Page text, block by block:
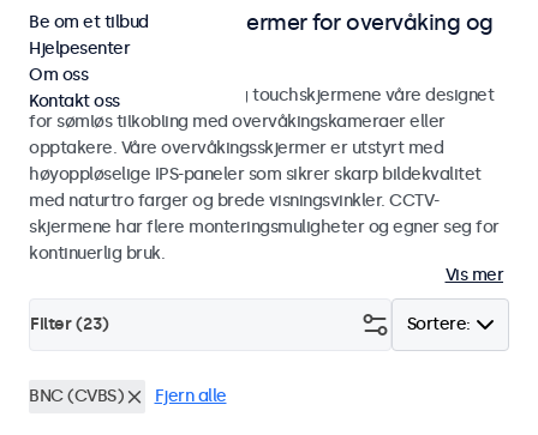
Skjermer og touchskjermer for overvåking og
CCTV
Utforsk CCTV-skjermene og touchskjermene våre designet
for sømløs tilkobling med overvåkingskameraer eller
opptakere. Våre overvåkingsskjermer er utstyrt med
høyoppløselige IPS-paneler som sikrer skarp bildekvalitet
med naturtro farger og brede visningsvinkler. CCTV-
skjermene har flere monteringsmuligheter og egner seg for
kontinuerlig bruk.
Vis mer
Sortere:
Filter (23)
BNC (CVBS) Fjern alle
Be om et tilbud
Hjelpesenter
Om oss
Kontakt oss